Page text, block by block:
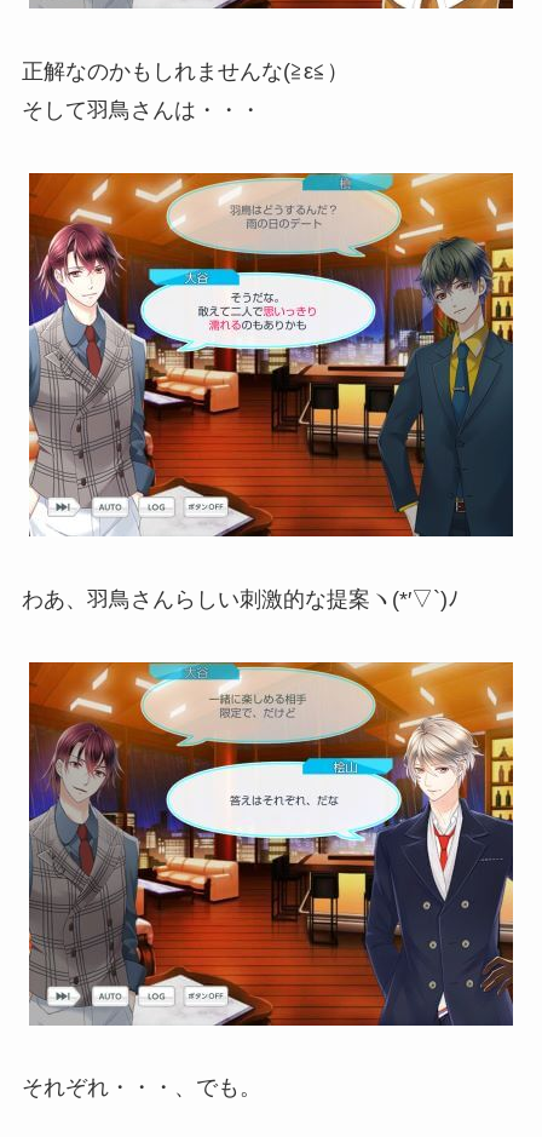
正解なのかもしれませんな(≧ε≦）
そして羽鳥さんは・・・
わあ、羽鳥さんらしい刺激的な提案ヽ(*′▽`)ﾉ
それぞれ・・・、でも。